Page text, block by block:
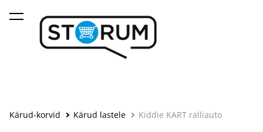
lisati ostukorvi. Vaata ostukorvi
Kärud-korvid Kärud lastele Kiddie KART ralliauto